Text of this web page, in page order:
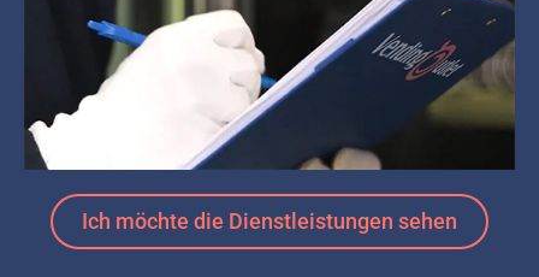
Ich möchte die Dienstleistungen sehen